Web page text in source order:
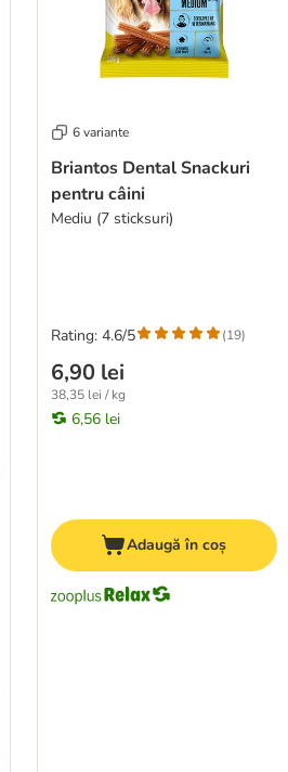
6 variante
Briantos Dental Snackuri
pentru câini
Mediu (7 sticksuri)
6,90 lei
38,35 lei / kg
6,56 lei
Rating: 4.6/5 (19)
Adaugă în coș